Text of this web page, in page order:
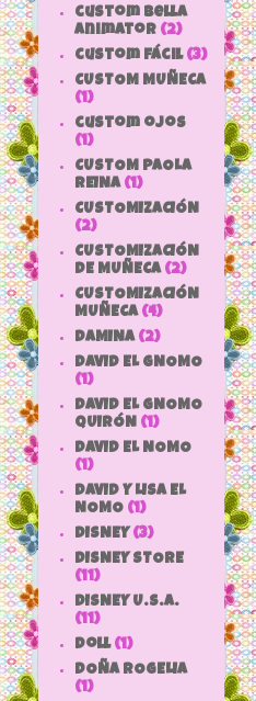
custom bella
animator (2)
custom fácil (3)
CUSTOM MUÑECA
(1)
custom ojos
(1)
CUSTOM PAOLA
REINA (1)
CUSTOMIZACIÓN
(2)
CUSTOMIZACIÓN
DE MUÑECA (2)
CUSTOMIZACIÓN
MUÑECA (4)
DAMINA (2)
DAVID EL GNOMO
(1)
DAVID EL GNOMO
QUIRÓN (1)
DAVID EL NOMO
(1)
DAVID Y LISA EL
NOMO (1)
DISNEY (3)
DISNEY STORE
(11)
DISNEY U.S.A.
(11)
doll (1)
DOÑA ROGELIA
(1)